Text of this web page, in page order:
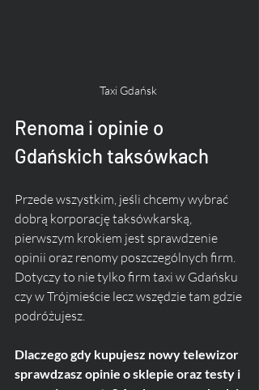
Taxi Gdańsk
Renoma i opinie o
Gdańskich taksówkach
Przede wszystkim, jeśli chcemy wybrać
dobrą korporację taksówkarską,
pierwszym krokiem jest sprawdzenie
opinii oraz renomy poszczególnych firm.
Dotyczy to nie tylko firm taxi w Gdańsku
czy w Trójmieście lecz wszędzie tam gdzie
podróżujesz.
Dlaczego gdy kupujesz nowy telewizor
sprawdzasz opinie o sklepie oraz testy i